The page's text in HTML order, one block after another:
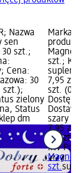
Nazwa
sen
30 szt.;
Cena:
30
szt.);
zielony
Status
dm
Marka:
Magnez
szt.;
7,95 zł;
szt.
szary
7,95 zł
30 szt.
INV
Magnez
szt.